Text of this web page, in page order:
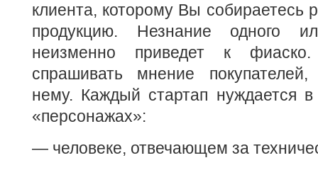
клиента, которому Вы собираетесь
продукцию. Незнание одного
неизменно приведет к
спрашивать мнение
нему. Каждый стартап нуждается в
«персонажах»:
— человеке, отвечающем за